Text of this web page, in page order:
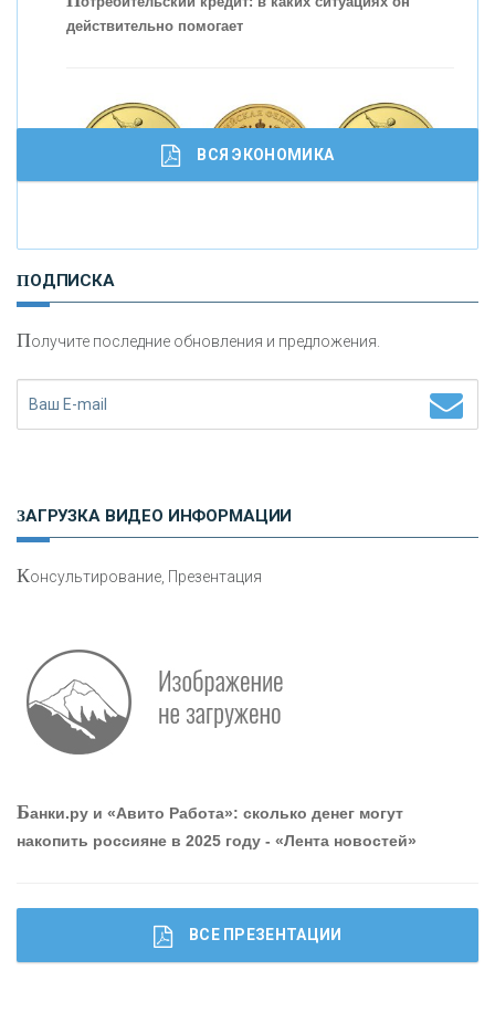
привлечь и удержать персонал - «Интервью»
действительно помогает
И
сохранения и увеличения капитала
ВСЯ ЭКОНОМИКА
ПОДПИСКА
Получите последние обновления и предложения.
ЗАГРУЗКА ВИДЕО ИНФОРМАЦИИ
Консультирование, Презентация
Банки.ру и «Авито Работа»: сколько денег могут
накопить россияне в 2025 году - «Лента новостей»
ВСЕ ПРЕЗЕНТАЦИИ